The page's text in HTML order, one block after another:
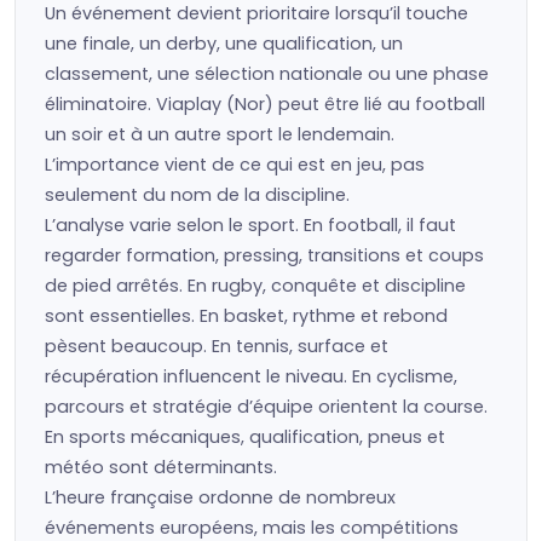
Un événement devient prioritaire lorsqu’il touche
une finale, un derby, une qualification, un
classement, une sélection nationale ou une phase
éliminatoire. Viaplay (Nor) peut être lié au football
un soir et à un autre sport le lendemain.
L’importance vient de ce qui est en jeu, pas
seulement du nom de la discipline.
L’analyse varie selon le sport. En football, il faut
regarder formation, pressing, transitions et coups
de pied arrêtés. En rugby, conquête et discipline
sont essentielles. En basket, rythme et rebond
pèsent beaucoup. En tennis, surface et
récupération influencent le niveau. En cyclisme,
parcours et stratégie d’équipe orientent la course.
En sports mécaniques, qualification, pneus et
météo sont déterminants.
L’heure française ordonne de nombreux
événements européens, mais les compétitions